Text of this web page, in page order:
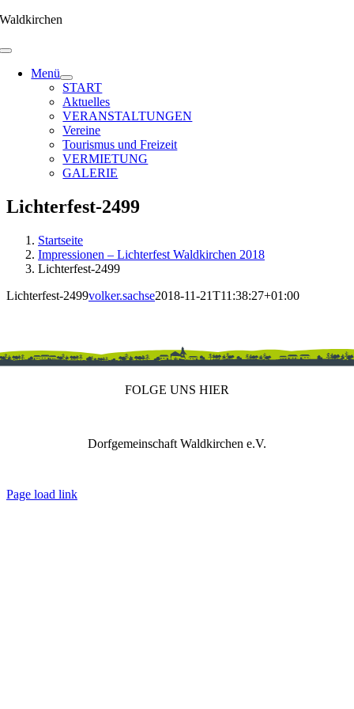
Zum
springen
Waldkirchen
Menü
START
Aktuelles
VERANSTALTUNGEN
Vereine
Tourismus und Freizeit
VERMIETUNG
GALERIE
Lichterfest-2499
Startseite
Impressionen – Lichterfest Waldkirchen 2018
Lichterfest-2499
Lichterfest-2499volker.sachse2018-11-21T11:38:27+01:00
FOLGE UNS HIER
Dorfgemeinschaft Waldkirchen e.V.
Page load link